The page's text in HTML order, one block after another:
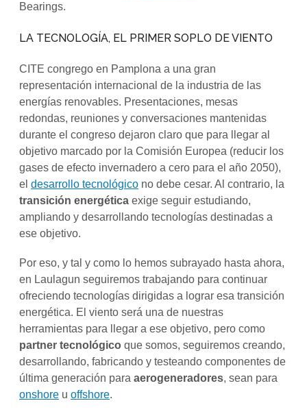
Bearings.
LA TECNOLOGÍA, EL PRIMER SOPLO DE VIENTO
CITE congrego en Pamplona a una gran
representación internacional de la industria de las
energías renovables. Presentaciones, mesas
redondas, reuniones y conversaciones mantenidas
durante el congreso dejaron claro que para llegar al
objetivo marcado por la Comisión Europea (reducir los
gases de efecto invernadero a cero para el año 2050),
el desarrollo tecnológico no debe cesar. Al contrario, la
transición energética exige seguir estudiando,
ampliando y desarrollando tecnologías destinadas a
ese objetivo.
Por eso, y tal y como lo hemos subrayado hasta ahora,
en Laulagun seguiremos trabajando para continuar
ofreciendo tecnologías dirigidas a lograr esa transición
energética. El viento será una de nuestras
herramientas para llegar a ese objetivo, pero como
partner tecnológico que somos, seguiremos creando,
desarrollando, fabricando y testeando componentes de
última generación para aerogeneradores, sean para
onshore u offshore.